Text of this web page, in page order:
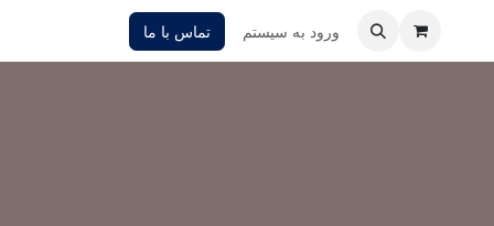
ورود به سیستم تماس با ما